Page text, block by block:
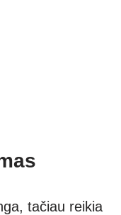
tačiau reikia